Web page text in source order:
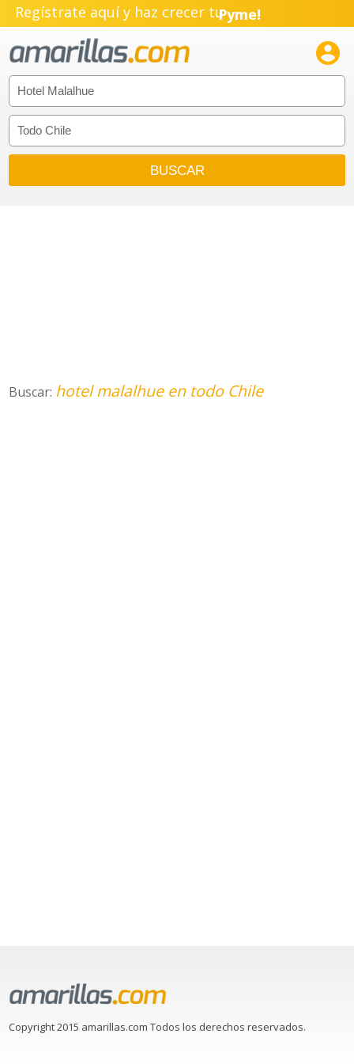
Regístrate aquí y haz crecer tuPyme!
Emprendimiento!

Buscar: hotel malalhue en todo Chile
Copyright 2015 amarillas.com Todos los derechos reservados.